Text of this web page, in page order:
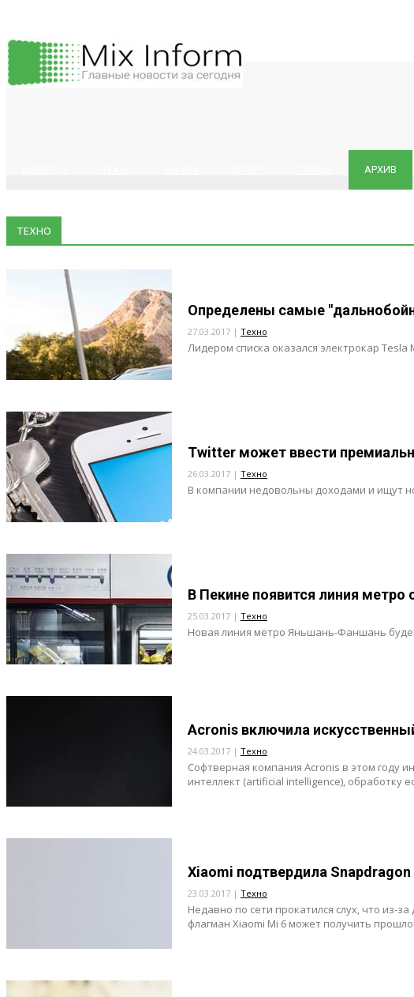
АРХИВ
ТЕХНО
Определены самые
27.03.2017 | Техно
Лидером списка оказался электрокар Tesla
Twitter может ввести
26.03.2017 | Техно
В компании недовольны доходами и ищут
В Пекине появится линия
25.03.2017 | Техно
Новая линия метро Яньшань-Фаншань
Acronis включила
24.03.2017 | Техно
Софтверная компания Acronis в этом году
интеллект (artificial intelligence), обработку
Xiaomi подтвердила
23.03.2017 | Техно
Недавно по сети прокатился слух, что из-
флагман Xiaomi Mi 6 может получить